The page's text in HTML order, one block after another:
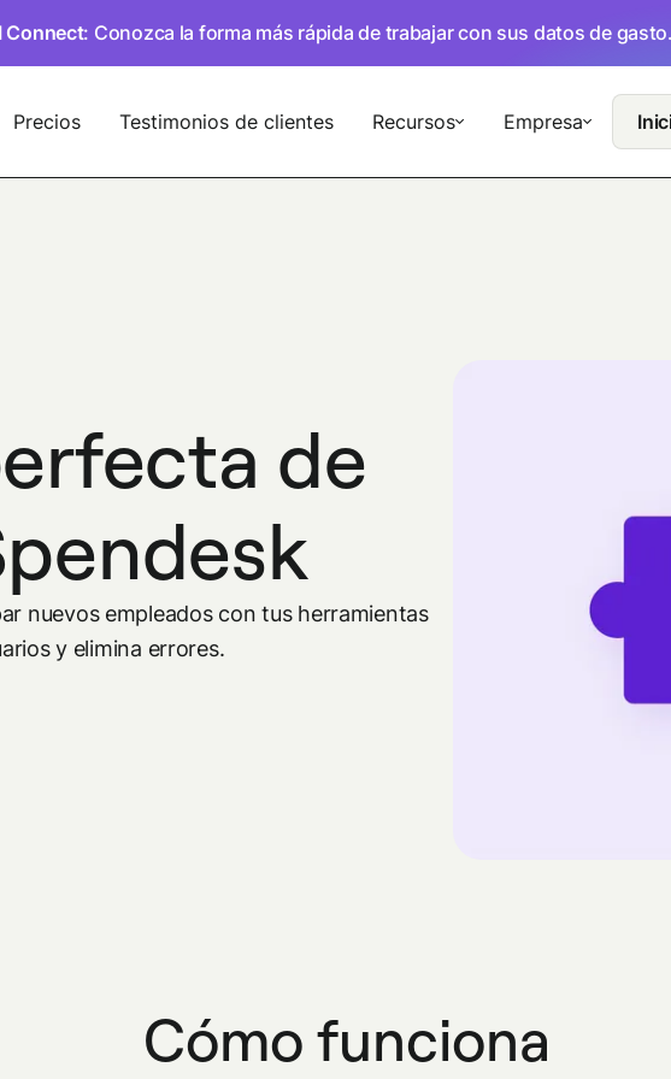
Connect: Conozca la forma más rápida de trabajar con sus datos de gasto.
Precios Testimonios de clientes Recursos Empresa
de
nuevos empleados con tus herramientas
y elimina errores.
Cómo funciona